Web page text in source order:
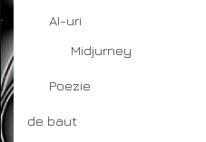
AI-uri
Midjurney
Poezie
de baut